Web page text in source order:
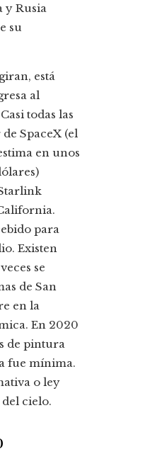
y Rusia
su
está
al
todas las
SpaceX (el
en unos
para
Existen
se
de San
en la
En 2020
de pintura
fue mínima.
o ley
cielo.